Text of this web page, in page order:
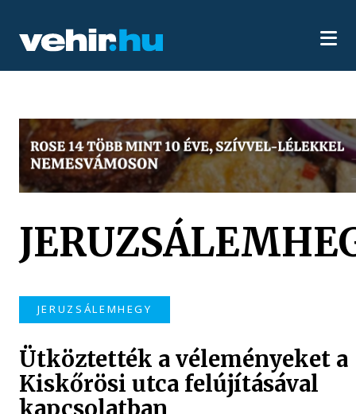
JERUZSÁLEMHEGY
Ütköztették a véleményeket a
Kiskőrösi utca felújításával